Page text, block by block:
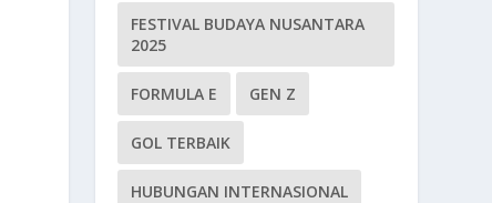
FESTIVAL BUDAYA NUSANTARA
2025
FORMULA E GEN Z
GOL TERBAIK
HUBUNGAN INTERNASIONAL